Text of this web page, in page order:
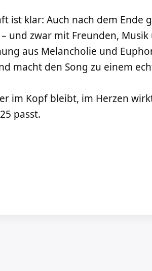
ist klar: Auch nach dem Ende
und zwar mit Freunden,
aus Melancholie und
macht den Song zu einem
im Kopf bleibt, im Herzen
passt.